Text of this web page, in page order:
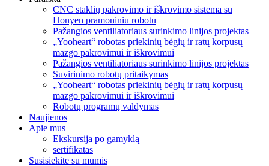
CNC staklių pakrovimo ir iškrovimo sistema su
Honyen pramoniniu robotu
Pažangios ventiliatoriaus surinkimo linijos projektas
„Yooheart“ robotas priekinių bėgių ir ratų korpusų
mazgo pakrovimui ir iškrovimui
Pažangios ventiliatoriaus surinkimo linijos projektas
Suvirinimo robotų pritaikymas
„Yooheart“ robotas priekinių bėgių ir ratų korpusų
mazgo pakrovimui ir iškrovimui
Robotų programų valdymas
Naujienos
Apie mus
Ekskursija po gamyklą
sertifikatas
Susisiekite su mumis